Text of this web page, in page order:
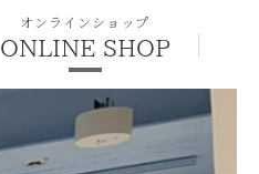
オンラインショップ
ONLINE SHOP